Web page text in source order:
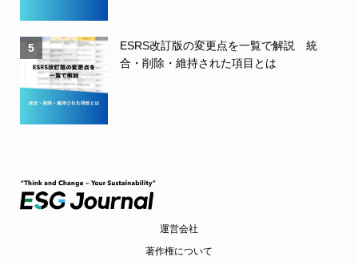
5
ESRS改訂版の変更点を一覧で解説 統
合・削除・維持された項目とは
運営会社
著作権について